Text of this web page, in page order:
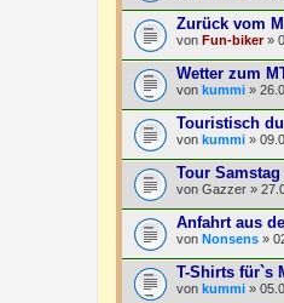
Zurück vom
von Fun-biker»
Wetter zum
von kummi »
Touristisch
von kummi »
Tour
von Gazzer »
Anfahrt aus
von Nonsens »
T-Shirts für`s
von kummi »